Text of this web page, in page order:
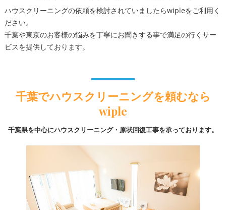
ハウスクリーニングの依頼を検討されていましたらwipleをご利用く
ださい。
千葉や東京のお客様の悩みを丁寧にお聞きする事で満足の行くサー
ビスを提供しております。
千葉でハウスクリーニングを頼むなら
wiple
千葉県を中心にハウスクリーニング・原状回復工事を承っております。